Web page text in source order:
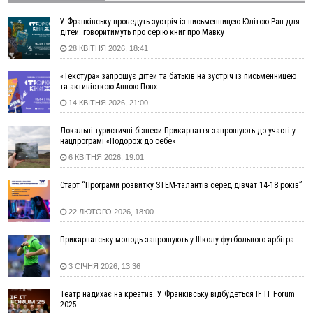
17:20
Українці подали рекордну кількість заяв до університетів.
Які спеціальності обирають
16:43
Зарплати на Прикарпатті за місяць зросли на 10%, але до
середньої по Україні ще далеко
був повторно затриманий
15:54
Прикарпатець прийшов у Пенсійний та заявив поліції про
гранату, бо йому не нарахували пенсію
14:59
У Болгарії затримали прикарпатця, який виготовляв
наркотики для міжнародного синдикату
14:47
Стефанішина отримала нову підозру. Їй обирають
14:02
«Пілот з Лондона» видурив у жительки Коломийщини
майже 64 тисячі гривень
13:13
У четвер на Прикарпатті очікується сильна спека до 39°
13:00
На Снятинщині спіймали чоловіка, який зливав з цистерни
у полі невідому речовину
12:29
У МОЗ змінили підхід до госпіталізації та оновили правила
роботи стаціонарів
12:07
На межі Прикарпаття і Тернопільщини невідомі засипали
У Франківську проведуть зустріч із письменницею Юлітою Ран для
дітей: говоритимуть про серію книг про Мавку
28 КВІТНЯ 2026, 18:41
«Текстура» запрошує дітей та батьків на зустріч із письменницею
та активісткою Анною Повх
14 КВІТНЯ 2026, 21:00
Локальні туристичні бізнеси Прикарпаття запрошують до участі у
нацпрограмі «Подорож до себе»
6 КВІТНЯ 2026, 19:01
Старт “Програми розвитку STEM-талантів серед дівчат 14-18 років”
22 ЛЮТОГО 2026, 18:00
Прикарпатську молодь запрошують у Школу футбольного арбітра
3 СІЧНЯ 2026, 13:36
Театр надихає на креатив. У Франківську відбудеться IF IT Forum
2025